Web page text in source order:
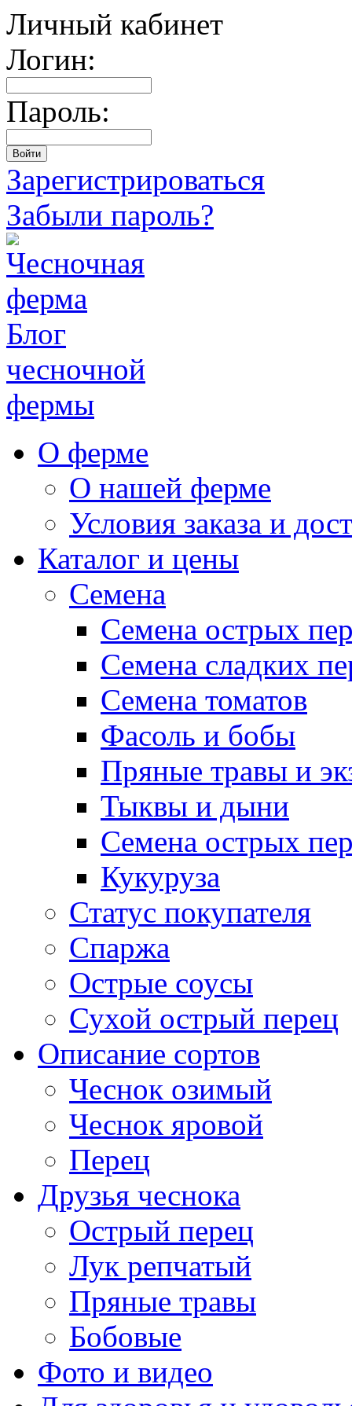
Личный кабинет
Логин:
Пароль:
Зарегистрироваться
Забыли пароль?
Блог
чесночной
фермы
О ферме
О нашей ферме
Условия заказа и
Каталог и цены
Семена
Семена острых
Семена сладких
Семена томатов
Фасоль и бобы
Пряные травы и
Тыквы и дыни
Семена острых
Кукуруза
Статус покупателя
Спаржа
Острые соусы
Сухой острый перец
Описание сортов
Чеснок озимый
Чеснок яровой
Перец
Друзья чеснока
Острый перец
Лук репчатый
Пряные травы
Бобовые
Фото и видео